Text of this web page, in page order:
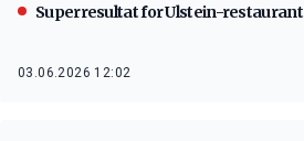
Superresultat for Ulstein-restaurant
03.06.2026 12:02